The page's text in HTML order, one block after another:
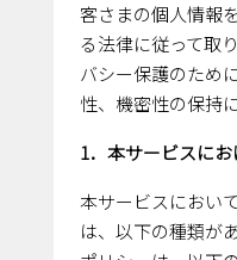
客さまの個人情報
る法律に従って取
バシー保護のため
性、機密性の保持
1．本サービスに
本サービスにおい
は、以下の種類が